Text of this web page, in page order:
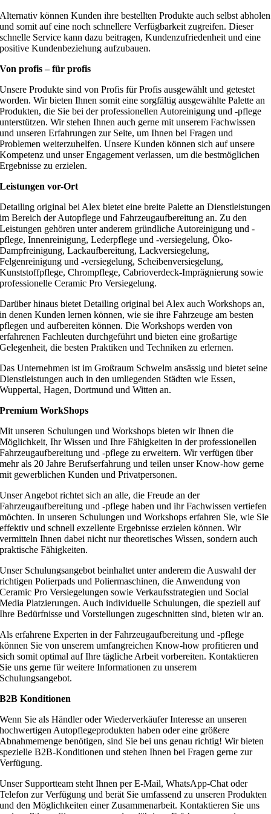
Alternativ können Kunden ihre bestellten Produkte auch selbst abholen
und somit auf eine noch schnellere Verfügbarkeit zugreifen. Dieser
schnelle Service kann dazu beitragen, Kundenzufriedenheit und eine
positive Kundenbeziehung aufzubauen.
Von profis – für profis
Unsere Produkte sind von Profis für Profis ausgewählt und getestet
worden. Wir bieten Ihnen somit eine sorgfältig ausgewählte Palette an
Produkten, die Sie bei der professionellen Autoreinigung und -pflege
unterstützen. Wir stehen Ihnen auch gerne mit unserem Fachwissen
und unseren Erfahrungen zur Seite, um Ihnen bei Fragen und
Problemen weiterzuhelfen. Unsere Kunden können sich auf unsere
Kompetenz und unser Engagement verlassen, um die bestmöglichen
Ergebnisse zu erzielen.
Leistungen vor-Ort
Detailing original bei Alex bietet eine breite Palette an Dienstleistungen
im Bereich der Autopflege und Fahrzeugaufbereitung an. Zu den
Leistungen gehören unter anderem gründliche Autoreinigung und -
pflege, Innenreinigung, Lederpflege und -versiegelung, Öko-
Dampfreinigung, Lackaufbereitung, Lackversiegelung,
Felgenreinigung und -versiegelung, Scheibenversiegelung,
Kunststoffpflege, Chrompflege, Cabrioverdeck-Imprägnierung sowie
professionelle Ceramic Pro Versiegelung.
Darüber hinaus bietet Detailing original bei Alex auch Workshops an,
in denen Kunden lernen können, wie sie ihre Fahrzeuge am besten
pflegen und aufbereiten können. Die Workshops werden von
erfahrenen Fachleuten durchgeführt und bieten eine großartige
Gelegenheit, die besten Praktiken und Techniken zu erlernen.
Das Unternehmen ist im Großraum Schwelm ansässig und bietet seine
Dienstleistungen auch in den umliegenden Städten wie Essen,
Wuppertal, Hagen, Dortmund und Witten an.
Premium WorkShops
Mit unseren Schulungen und Workshops bieten wir Ihnen die
Möglichkeit, Ihr Wissen und Ihre Fähigkeiten in der professionellen
Fahrzeugaufbereitung und -pflege zu erweitern. Wir verfügen über
mehr als 20 Jahre Berufserfahrung und teilen unser Know-how gerne
mit gewerblichen Kunden und Privatpersonen.
Unser Angebot richtet sich an alle, die Freude an der
Fahrzeugaufbereitung und -pflege haben und ihr Fachwissen vertiefen
möchten. In unseren Schulungen und Workshops erfahren Sie, wie Sie
effektiv und schnell exzellente Ergebnisse erzielen können. Wir
vermitteln Ihnen dabei nicht nur theoretisches Wissen, sondern auch
praktische Fähigkeiten.
Unser Schulungsangebot beinhaltet unter anderem die Auswahl der
richtigen Polierpads und Poliermaschinen, die Anwendung von
Ceramic Pro Versiegelungen sowie Verkaufsstrategien und Social
Media Platzierungen. Auch individuelle Schulungen, die speziell auf
Ihre Bedürfnisse und Vorstellungen zugeschnitten sind, bieten wir an.
Als erfahrene Experten in der Fahrzeugaufbereitung und -pflege
können Sie von unserem umfangreichen Know-how profitieren und
sich somit optimal auf Ihre tägliche Arbeit vorbereiten. Kontaktieren
Sie uns gerne für weitere Informationen zu unserem
Schulungsangebot.
B2B Konditionen
Wenn Sie als Händler oder Wiederverkäufer Interesse an unseren
hochwertigen Autopflegeprodukten haben oder eine größere
Abnahmemenge benötigen, sind Sie bei uns genau richtig! Wir bieten
spezielle B2B-Konditionen und stehen Ihnen bei Fragen gerne zur
Verfügung.
Unser Supportteam steht Ihnen per E-Mail, WhatsApp-Chat oder
Telefon zur Verfügung und berät Sie umfassend zu unseren Produkten
und den Möglichkeiten einer Zusammenarbeit. Kontaktieren Sie uns